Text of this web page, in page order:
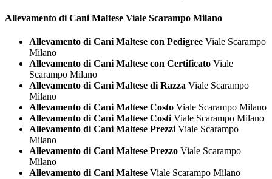
Allevamento di Cani Maltese Viale Scarampo Milano
Allevamento di Cani Maltese con Pedigree Viale Scarampo
Milano
Allevamento di Cani Maltese con Certificato Viale
Scarampo Milano
Allevamento di Cani Maltese di Razza Viale Scarampo
Milano
Allevamento di Cani Maltese Costo Viale Scarampo Milano
Allevamento di Cani Maltese Costi Viale Scarampo Milano
Allevamento di Cani Maltese Prezzi Viale Scarampo
Milano
Allevamento di Cani Maltese Prezzo Viale Scarampo
Milano
Allevamento di Cani Maltese Viale Scarampo Milano